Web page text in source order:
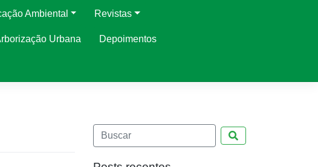
Ambiental Revistas
Urbana Depoimentos